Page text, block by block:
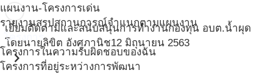
แผนงาน-โครงการเด่น
รายงานสรุปสถานการณ์จำแนกตามแผนงาน
โครงการ
โครงการในความรับผิดชอบของฉัน
โครงการที่อยู่ระหว่างการพัฒนา
เยี่ยมติดตามและสนับสนุนการทำงานกองทุน อบต.น้ำผุด
โดยนายลิขิต อังศุภานิช12 มิถุนายน 2563
chevron_right